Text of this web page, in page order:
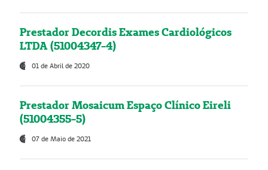
Prestador Decordis Exames Cardiológicos
LTDA (51004347-4)
01 de Abril de 2020
Prestador Mosaicum Espaço Clínico Eireli
(51004355-5)
07 de Maio de 2021